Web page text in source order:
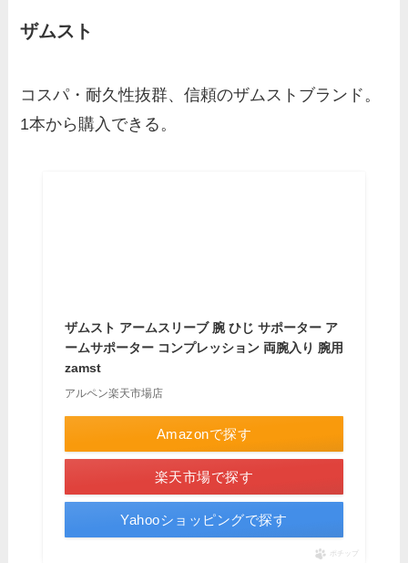
ザムスト
コスパ・耐久性抜群、信頼のザムストブランド。
1本から購入できる。
ザムスト アームスリーブ 腕 ひじ サポーター ア
ームサポーター コンプレッション 両腕入り 腕用
zamst
アルペン楽天市場店
Amazonで探す
楽天市場で探す
Yahooショッピングで探す
ポチップ